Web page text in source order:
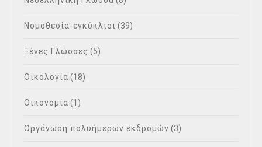
Νομοθεσία-εγκύκλιοι (39)
Ξένες Γλώσσες (5)
Οικολογία (18)
Οικονομία (1)
Οργάνωση πολυήμερων εκδρομών (3)